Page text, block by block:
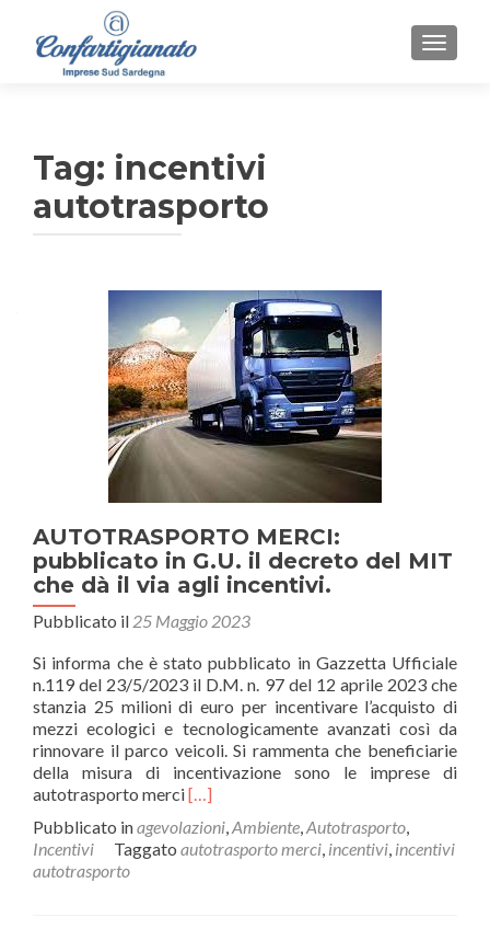
Tag: incentivi
autotrasporto
AUTOTRASPORTO MERCI:
pubblicato in G.U. il decreto del MIT
che dà il via agli incentivi.
Pubblicato il 25 Maggio 2023
Si informa che è stato pubblicato in Gazzetta Ufficiale
n.119 del 23/5/2023 il D.M. n. 97 del 12 aprile 2023 che
stanzia 25 milioni di euro per incentivare l’acquisto di
mezzi ecologici e tecnologicamente avanzati così da
rinnovare il parco veicoli. Si rammenta che beneficiarie
della misura di incentivazione sono le imprese di
autotrasporto merciLeggi
piùAUTOTRASPORTO
MERCI:
[…]
Pubblicato inagevolazioni,Ambiente,Autotrasporto,
Incentivi
Taggato autotrasporto merci, incentivi, incentivi
autotrasporto